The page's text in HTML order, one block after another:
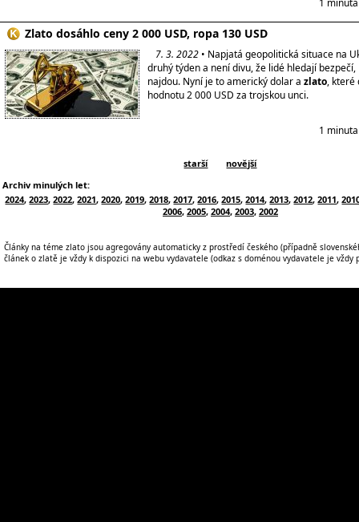
1
Zlato dosáhlo ceny 2 000 USD, ropa 130 USD
7. 3. 2022 • Napjatá geopolitická situace na
druhý týden a není divu, že lidé hledají bezpečí,
najdou. Nyní je to americký dolar a zlato, které
hodnotu 2 000 USD za trojskou unci.
1
starší
novější
Archiv minulých let:
2024,2023,2022,2021,2020,2019,2018,2017,2016,2015,2014,2013,2012,2011,
2006, 2005, 2004, 2003, 2002
Články na téme zlato jsou agregovány automaticky z prostředí českého (případně
článek o zlatě je vždy k dispozici na webu vydavatele (odkaz s doménou vydavatele je vždy